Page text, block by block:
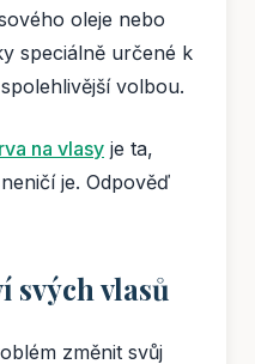
oleje nebo
speciálně určené k
volbou.
na vlasy je ta,
je. Odpověď
svých vlasů
změnit svůj